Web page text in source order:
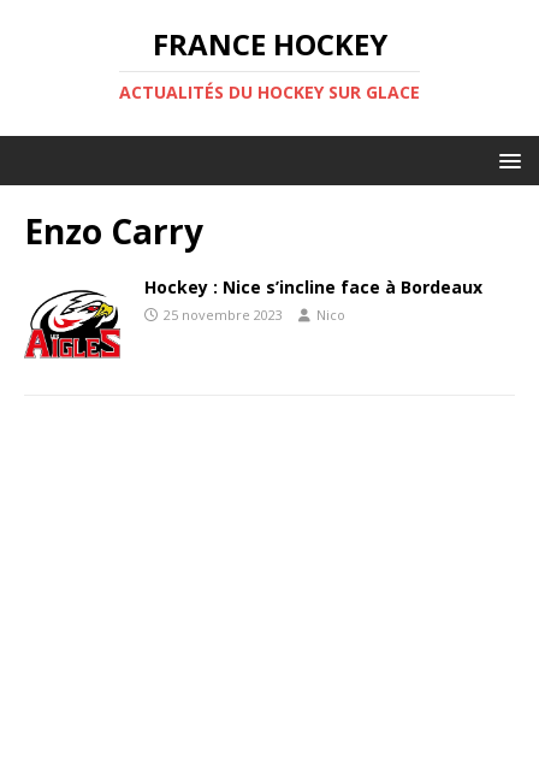
FRANCE HOCKEY
ACTUALITÉS DU HOCKEY SUR GLACE
Enzo Carry
Hockey : Nice s’incline face à Bordeaux
25 novembre 2023 Nico